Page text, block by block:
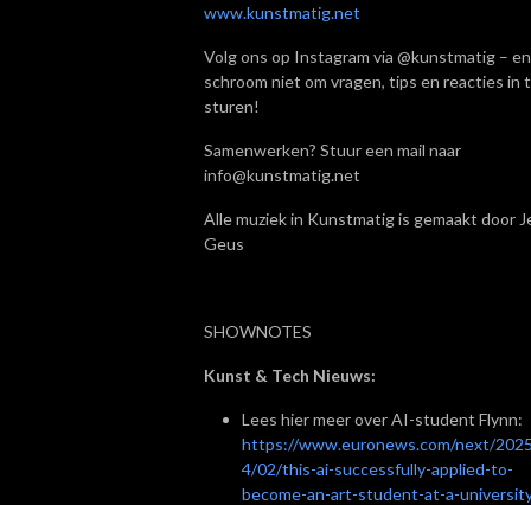
www.kunstmatig.net
Volg ons op Instagram via @kunstmatig – en
schroom niet om vragen, tips en reacties in
sturen!
Samenwerken? Stuur een mail naar
info@kunstmatig.net
Alle muziek in Kunstmatig is gemaakt door
Geus
SHOWNOTES
Kunst & Tech Nieuws:
Lees hier meer over AI-student Flynn:
https://www.euronews.com/next/
4/02/this-ai-successfully-applied-to-
become-an-art-student-at-a-